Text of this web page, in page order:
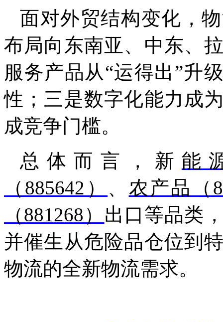
面对外贸结构变化，
布局向东南亚、中东、
服务产品从“运得出”升
性；三是数字化能力成
成竞争门槛。
总体而言，新 能
（885642） 、 农产品（
（881268） 出口等品类
并催生从危险品仓位到
物流的全新物流需求。